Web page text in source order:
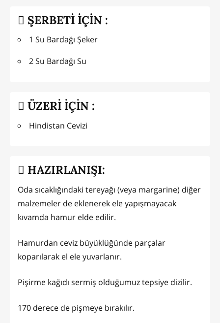
ŞERBETİ İÇİN :
1 Su Bardağı Şeker
2 Su Bardağı Su
ÜZERİ İÇİN :
Hindistan Cevizi
HAZIRLANIŞI:
Oda sıcaklığındaki tereyağı (veya margarine) diğer
malzemeler de eklenerek ele yapışmayacak
kıvamda hamur elde edilir.
Hamurdan ceviz büyüklüğünde parçalar
koparılarak el ele yuvarlanır.
Pişirme kağıdı sermiş olduğumuz tepsiye dizilir.
170 derece de pişmeye bırakılır.